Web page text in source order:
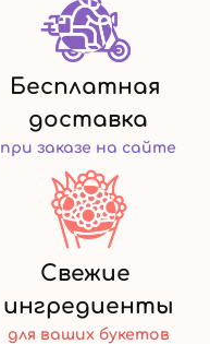
Бесплатная
доставка
при заказе на сайте
Свежие
ингредиенты
для ваших букетов